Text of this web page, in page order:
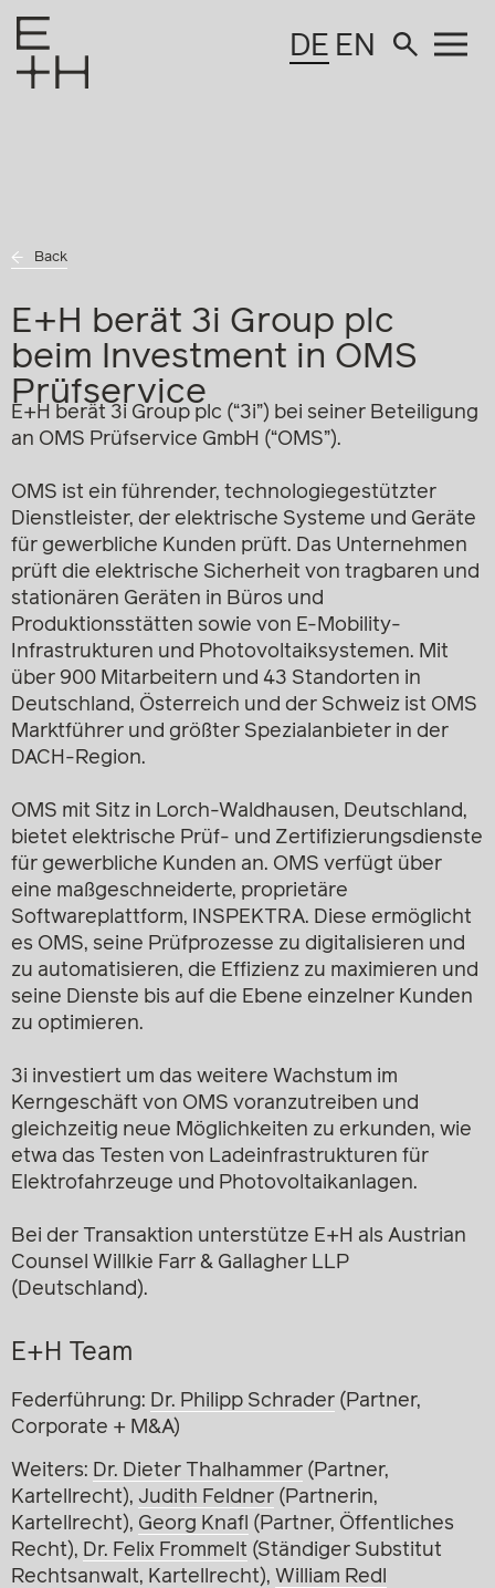
DE EN
Back
E+H berät 3i Group plc
beim Investment in OMS
Prüfservice
E+H berät 3i Group plc (“3i”) bei seiner Beteiligung
an OMS Prüfservice GmbH (“OMS”).
OMS ist ein führender, technologiegestützter
Dienstleister, der elektrische Systeme und Geräte
für gewerbliche Kunden prüft. Das Unternehmen
prüft die elektrische Sicherheit von tragbaren und
stationären Geräten in Büros und
Produktionsstätten sowie von E-Mobility-
Infrastrukturen und Photovoltaiksystemen. Mit
über 900 Mitarbeitern und 43 Standorten in
Deutschland, Österreich und der Schweiz ist OMS
Marktführer und größter Spezialanbieter in der
DACH-Region.
OMS mit Sitz in Lorch-Waldhausen, Deutschland,
bietet elektrische Prüf- und Zertifizierungsdienste
für gewerbliche Kunden an. OMS verfügt über
eine maßgeschneiderte, proprietäre
Softwareplattform, INSPEKTRA. Diese ermöglicht
es OMS, seine Prüfprozesse zu digitalisieren und
zu automatisieren, die Effizienz zu maximieren und
seine Dienste bis auf die Ebene einzelner Kunden
zu optimieren.
3i investiert um das weitere Wachstum im
Kerngeschäft von OMS voranzutreiben und
gleichzeitig neue Möglichkeiten zu erkunden, wie
etwa das Testen von Ladeinfrastrukturen für
Elektrofahrzeuge und Photovoltaikanlagen.
Bei der Transaktion unterstütze E+H als Austrian
Counsel Willkie Farr & Gallagher LLP
(Deutschland).
E+H Team
Federführung: Dr. Philipp Schrader (Partner,
Corporate + M&A)
Weiters: Dr. Dieter Thalhammer (Partner,
Kartellrecht), Judith Feldner (Partnerin,
Kartellrecht), Georg Knafl (Partner, Öffentliches
Recht), Dr. Felix Frommelt (Ständiger Substitut
Rechtsanwalt, Kartellrecht), William Redl